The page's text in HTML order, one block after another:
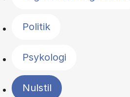
Politik
Psykologi
Nulstil